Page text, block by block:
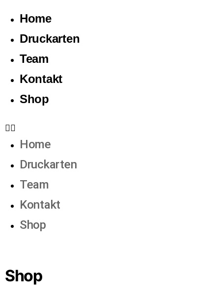
Home
Druckarten
Team
Kontakt
Shop
Home
Druckarten
Team
Kontakt
Shop
Shop